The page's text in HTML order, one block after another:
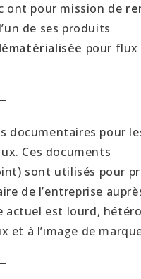
ont pour mission de
de ses produits
pour
documentaires pour
Ces documents
sont utilisés pour
de l’entreprise
actuel est lourd,
et à l’image de